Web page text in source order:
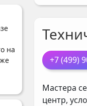
на
+7 (499)
Мастера
центр,